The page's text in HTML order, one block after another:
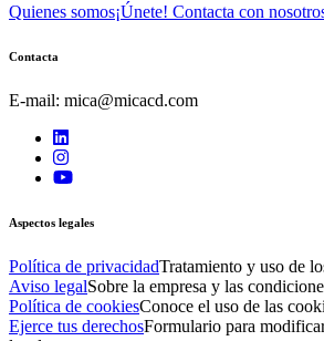
Quienes somos¡Únete! Contacta con
Contacta
E-mail: mica@micacd.com
Aspectos legales
Política de privacidadTratamiento y uso de
Aviso legalSobre la empresa y las
Política de cookiesConoce el uso de las
Ejerce tus derechosFormulario para